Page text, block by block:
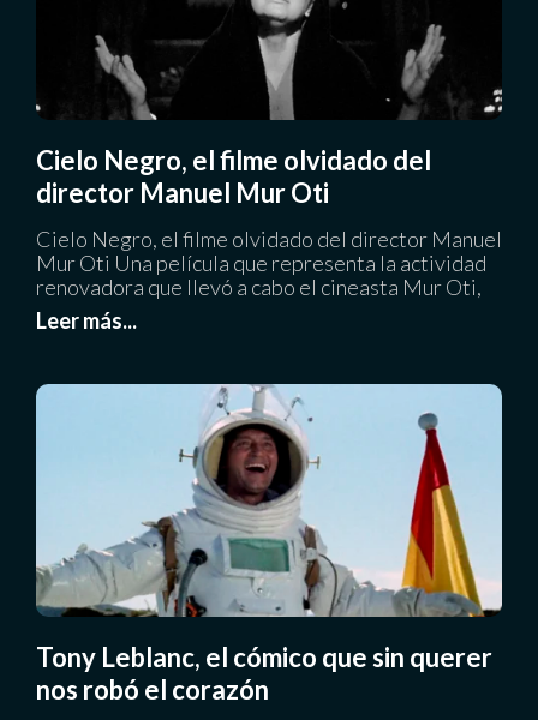
Cielo Negro, el filme olvidado del
director Manuel Mur Oti
Cielo Negro, el filme olvidado del director Manuel
Mur Oti Una película que representa la actividad
renovadora que llevó a cabo el cineasta Mur Oti,
Leer más...
Tony Leblanc, el cómico que sin querer
nos robó el corazón